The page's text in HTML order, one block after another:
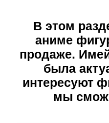
В этом
аниме
продаже.
была
интересуют
мы